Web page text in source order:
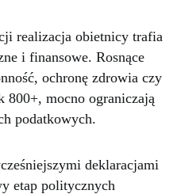
realizacja obietnicy trafia
i finansowe. Rosnące
ochronę zdrowia czy
800+, mocno ograniczają
podatkowych.
deklaracjami
etap politycznych